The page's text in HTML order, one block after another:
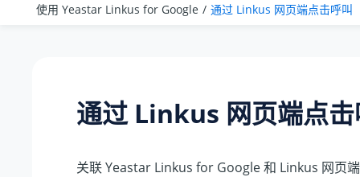
使用 Yeastar Linkus for Google
通过 Linkus 网页端点击呼叫
通过 Linkus 网页端点
关联 Yeastar Linkus for Google 和 Linkus 网页